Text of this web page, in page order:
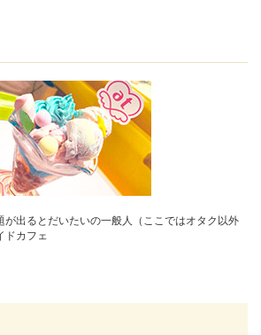
が出るとだいたいの一般人（ここではオタク以外
ドカフェ